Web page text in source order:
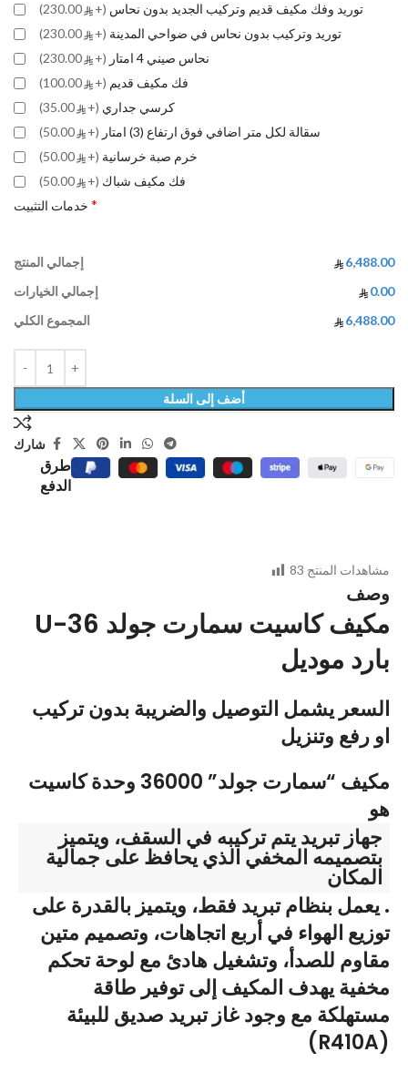
توريد وفك مكيف قديم وتركيب الجديد بدون نحاس (+
230.00)
توريد وتركيب بدون نحاس في ضواحي المدينة (+
230.00)
نحاس صيني 4 امتار
(+
230.00)
فك مكيف قديم (+
100.00)
كرسي جداري (+
35.00)
سقالة لكل متر اضافي فوق ارتفاع (3) امتار
(+
50.00)
خرم صبة خرسانية (+
50.00)
فك مكيف شباك (+
50.00)
خدمات التثبيت *
إجمالي المنتج
6,488.00
إجمالي الخيارات
0.00
المجموع الكلي
6,488.00
أضف إلى السلة
شارك
طرق
الدفع
مشاهدات المنتج 83
وصف
U-36 مكيف كاسيت سمارت جولد
بارد موديل
السعر يشمل التوصيل والضريبة بدون تركيب
او رفع وتنزيل
مكيف “سمارت جولد” 36000 وحدة كاسيت
هو
جهاز تبريد يتم تركيبه في السقف، ويتميز
بتصميمه المخفي الذي يحافظ على جمالية
المكان
. يعمل بنظام تبريد فقط، ويتميز بالقدرة على
توزيع الهواء في أربع اتجاهات، وتصميم متين
مقاوم للصدأ، وتشغيل هادئ مع لوحة تحكم
مخفية يهدف المكيف إلى توفير طاقة
مستهلكة مع وجود غاز تبريد صديق للبيئة
(R410A)